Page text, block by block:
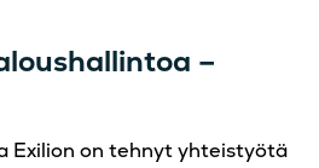
–
Exilion on tehnyt yhteistyötä